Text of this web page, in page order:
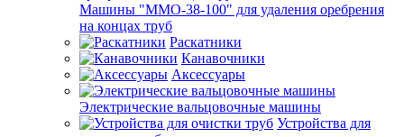
Машины "ММО-38-100" для удаления оребрения
на концах труб
Раскатники
Канавочники
Аксессуары
Электрические вальцовочные машины
Устройства для